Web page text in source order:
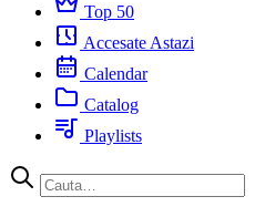
Top 50
Accesate Astazi
Calendar
Catalog
Playlists